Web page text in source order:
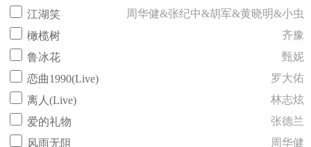
江湖笑
周华健&张纪中&胡军&黄晓明&小虫
橄榄树
齐豫
鲁冰花
甄妮
恋曲1990(Live)
罗大佑
离人(Live)
林志炫
爱的礼物
张德兰
风雨无阻
周华健